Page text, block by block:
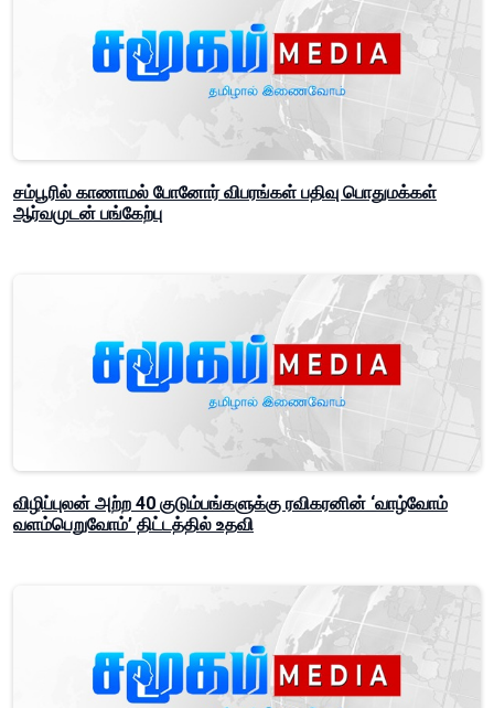
சம்பூரில் காணாமல் போனோர் விபரங்கள் பதிவு பொதுமக்கள்
ஆர்வமுடன் பங்கேற்பு
விழிப்புலன் அற்ற 40 குடும்பங்களுக்கு ரவிகரனின் ‘வாழ்வோம்
வளம்பெறுவோம்’ திட்டத்தில் உதவி